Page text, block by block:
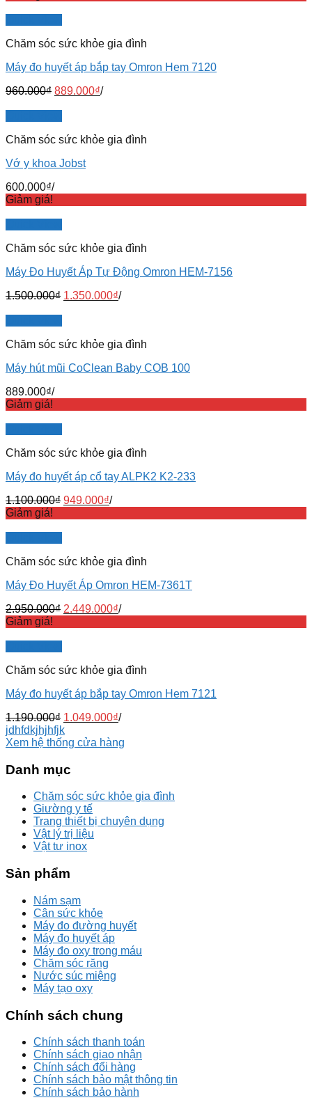
Chăm sóc sức khỏe gia đình
Máy đo huyết áp bắp tay Omron Hem 7120
960.000₫ 889.000₫/
Chăm sóc sức khỏe gia đình
Vớ y khoa Jobst
600.000₫/
Giảm giá!
Chăm sóc sức khỏe gia đình
Máy Đo Huyết Áp Tự Động Omron HEM-7156
1.500.000₫ 1.350.000₫/
Chăm sóc sức khỏe gia đình
Máy hút mũi CoClean Baby COB 100
889.000₫/
Giảm giá!
Chăm sóc sức khỏe gia đình
Máy đo huyết áp cổ tay ALPK2 K2-233
1.100.000₫ 949.000₫/
Giảm giá!
Chăm sóc sức khỏe gia đình
Máy Đo Huyết Áp Omron HEM-7361T
2.950.000₫ 2.449.000₫/
Giảm giá!
Chăm sóc sức khỏe gia đình
Máy đo huyết áp bắp tay Omron Hem 7121
1.190.000₫ 1.049.000₫/
jdhfdkjhjhfjk
Xem hệ thống cửa hàng
Danh mục
Chăm sóc sức khỏe gia đình
Giường y tế
Trang thiết bị chuyên dụng
Vật lý trị liệu
Vật tư inox
Sản phẩm
Nám sạm
Cân sức khỏe
Máy đo đường huyết
Máy đo huyết áp
Máy đo oxy trong máu
Chăm sóc răng
Nước súc miệng
Máy tạo oxy
Chính sách chung
Chính sách thanh toán
Chính sách giao nhận
Chính sách đổi hàng
Chính sách bảo mật thông tin
Chính sách bảo hành